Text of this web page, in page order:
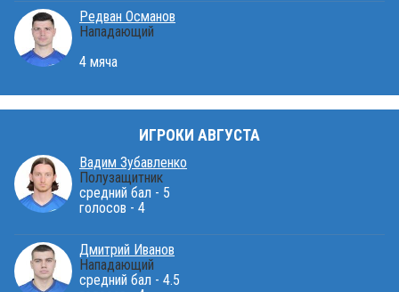
Редван Османов
Нападающий
4 мяча
ИГРОКИ АВГУСТА
Вадим Зубавленко
Полузащитник
средний бал - 5
голосов - 4
Дмитрий Иванов
Нападающий
средний бал - 4.5